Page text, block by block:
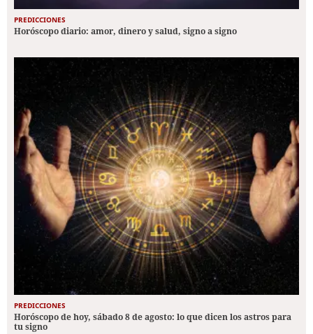
PREDICCIONES
Horóscopo diario: amor, dinero y salud, signo a signo
PREDICCIONES
Horóscopo de hoy, sábado 8 de agosto: lo que dicen los astros para
tu signo